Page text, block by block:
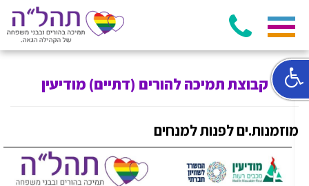
קבוצת תמיכה להורים (דתיים) מודיעין
מוזמנות.ים לפנות למנחים